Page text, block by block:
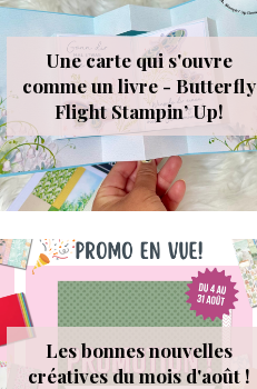
Une carte qui s'ouvre
comme un livre - Butterfly
Flight Stampin’ Up!
Les bonnes nouvelles
créatives du mois d'août !